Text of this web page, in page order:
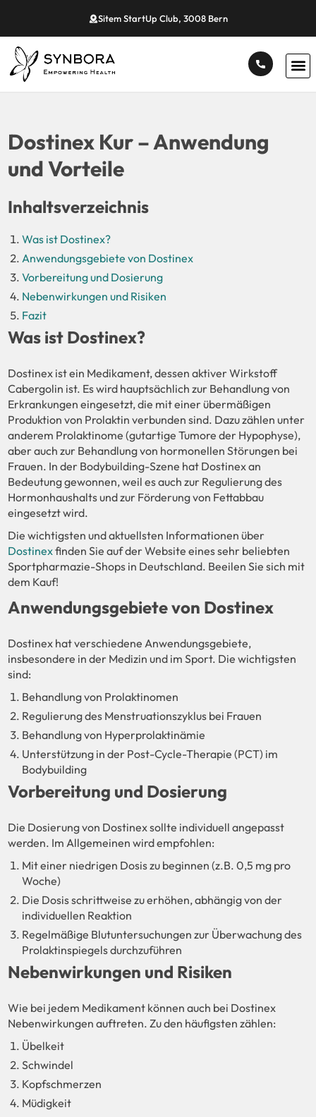
Sitem StartUp Club, 3008 Bern
Dostinex Kur – Anwendung
und Vorteile
Inhaltsverzeichnis
Was ist Dostinex?
Anwendungsgebiete von Dostinex
Vorbereitung und Dosierung
Nebenwirkungen und Risiken
Fazit
Was ist Dostinex?
Dostinex ist ein Medikament, dessen aktiver Wirkstoff
Cabergolin ist. Es wird hauptsächlich zur Behandlung von
Erkrankungen eingesetzt, die mit einer übermäßigen
Produktion von Prolaktin verbunden sind. Dazu zählen unter
anderem Prolaktinome (gutartige Tumore der Hypophyse),
aber auch zur Behandlung von hormonellen Störungen bei
Frauen. In der Bodybuilding-Szene hat Dostinex an
Bedeutung gewonnen, weil es auch zur Regulierung des
Hormonhaushalts und zur Förderung von Fettabbau
eingesetzt wird.
Die wichtigsten und aktuellsten Informationen über
Dostinexfinden Sie auf der Website eines sehr beliebten
Sportpharmazie-Shops in Deutschland. Beeilen Sie sich mit
dem Kauf!
Anwendungsgebiete von Dostinex
Dostinex hat verschiedene Anwendungsgebiete,
insbesondere in der Medizin und im Sport. Die wichtigsten
sind:
Behandlung von Prolaktinomen
Regulierung des Menstruationszyklus bei Frauen
Behandlung von Hyperprolaktinämie
Unterstützung in der Post-Cycle-Therapie (PCT) im
Bodybuilding
Vorbereitung und Dosierung
Die Dosierung von Dostinex sollte individuell angepasst
werden. Im Allgemeinen wird empfohlen:
Mit einer niedrigen Dosis zu beginnen (z.B. 0,5 mg pro
Woche)
Die Dosis schrittweise zu erhöhen, abhängig von der
individuellen Reaktion
Regelmäßige Blutuntersuchungen zur Überwachung des
Prolaktinspiegels durchzuführen
Nebenwirkungen und Risiken
Wie bei jedem Medikament können auch bei Dostinex
Nebenwirkungen auftreten. Zu den häufigsten zählen:
Übelkeit
Schwindel
Kopfschmerzen
Müdigkeit